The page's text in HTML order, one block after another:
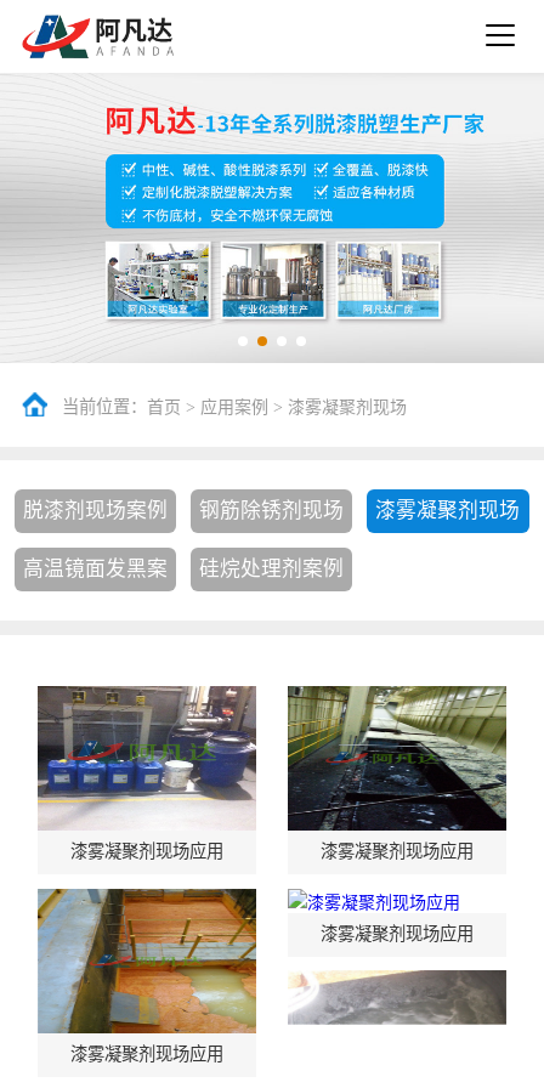
当前位置： 首页 > 应用案例 > 漆雾凝聚剂现场
脱漆剂现场案例 钢筋除锈剂现场 漆雾凝聚剂现场
高温镜面发黑案
硅烷处理剂案例
漆雾凝聚剂现场应用 漆雾凝聚剂现场应用
漆雾凝聚剂现场应用
漆雾凝聚剂现场应用